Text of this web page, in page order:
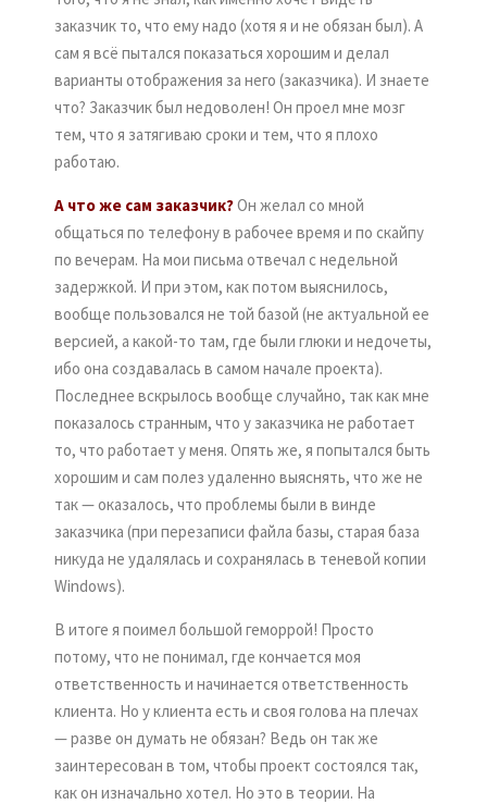
заказчик то, что ему надо (хотя я и не обязан был). А
сам я всё пытался показаться хорошим и делал
варианты отображения за него (заказчика). И знаете
что? Заказчик был недоволен! Он проел мне мозг
тем, что я затягиваю сроки и тем, что я плохо
работаю.
А что же сам заказчик?Он желал со мной
общаться по телефону в рабочее время и по скайпу
по вечерам. На мои письма отвечал с недельной
задержкой. И при этом, как потом выяснилось,
вообще пользовался не той базой (не актуальной ее
версией, а какой-то там, где были глюки и недочеты,
ибо она создавалась в самом начале проекта).
Последнее вскрылось вообще случайно, так как мне
показалось странным, что у заказчика не работает
то, что работает у меня. Опять же, я попытался быть
хорошим и сам полез удаленно выяснять, что же не
так — оказалось, что проблемы были в винде
заказчика (при перезаписи файла базы, старая база
никуда не удалялась и сохранялась в теневой копии
Windows).
В итоге я поимел большой геморрой! Просто
потому, что не понимал, где кончается моя
ответственность и начинается ответственность
клиента. Но у клиента есть и своя голова на плечах
— разве он думать не обязан? Ведь он так же
заинтересован в том, чтобы проект состоялся так,
как он изначально хотел. Но это в теории. На